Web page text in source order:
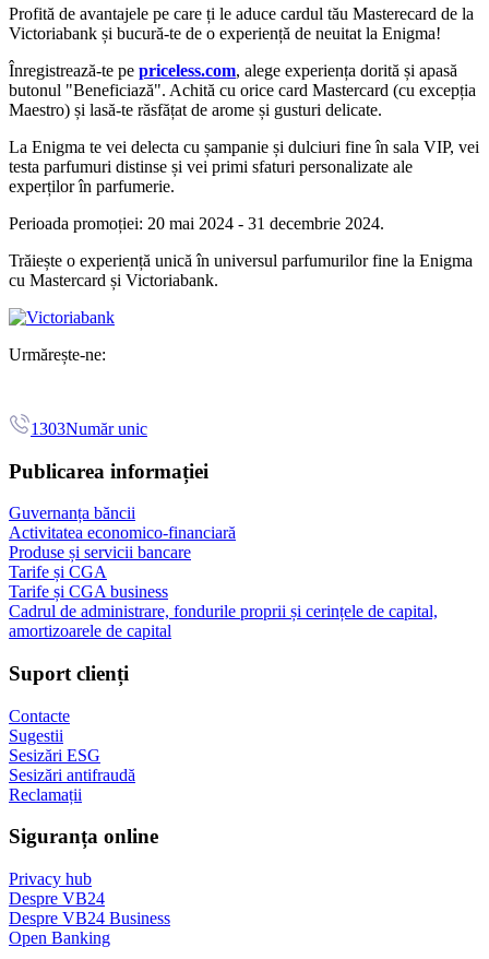
Profită de avantajele pe care ți le aduce cardul tău Masterecard de la
Victoriabank și bucură-te de o experiență de neuitat la Enigma!
Înregistrează-te pe priceless.com, alege experiența dorită și apasă
butonul "Beneficiază". Achită cu orice card Mastercard (cu excepția
Maestro) și lasă-te răsfățat de arome și gusturi delicate.
La Enigma te vei delecta cu șampanie și dulciuri fine în sala VIP, vei
testa parfumuri distinse și vei primi sfaturi personalizate ale
experților în parfumerie.
Perioada promoției: 20 mai 2024 - 31 decembrie 2024.
Trăiește o experiență unică în universul parfumurilor fine la Enigma
cu Mastercard și Victoriabank.
Urmărește-ne:
1303Număr unic
Publicarea informației
Guvernanța băncii
Activitatea economico-financiară
Produse și servicii bancare
Tarife și CGA
Tarife și CGA business
Cadrul de administrare, fondurile proprii și cerințele de capital,
amortizoarele de capital
Suport clienți
Contacte
Sugestii
Sesizări ESG
Sesizări antifraudă
Reclamații
Siguranța online
Privacy hub
Despre VB24
Despre VB24 Business
Open Banking